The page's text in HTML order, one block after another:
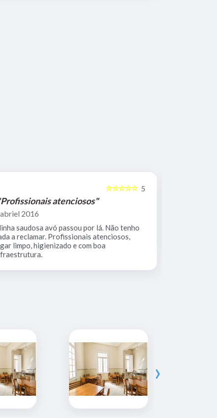
5
☆☆☆☆☆
atenciosos"
2016
saudosa avó passou por lá. Não tenho
a reclamar. Profissionais atenciosos,
limpo, higienizado e com boa
›